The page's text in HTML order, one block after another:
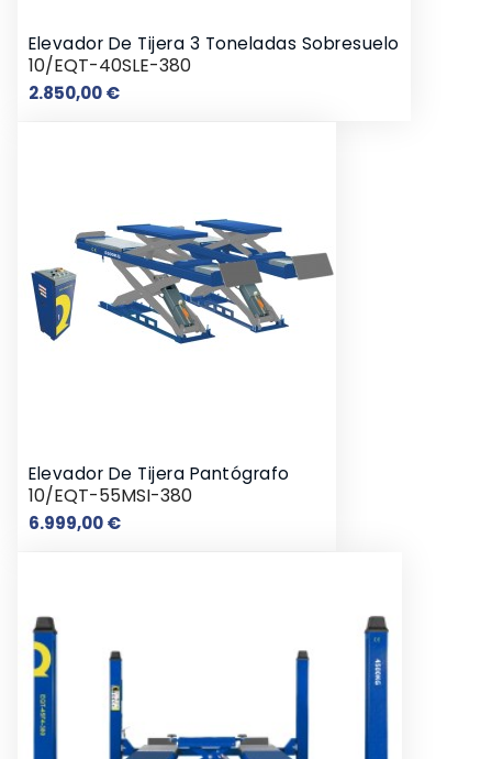
Elevador De Tijera 3 Toneladas Sobresuelo
10/EQT-40SLE-380
2.850,00 €Precio
Elevador De Tijera Pantógrafo
10/EQT-55MSI-380
6.999,00 €Precio